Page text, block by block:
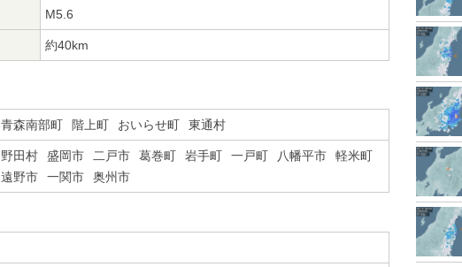
M5.6
約40km
青森南部町 階上町 おいらせ町 東通村
野田村 盛岡市 二戸市 葛巻町 岩手町 一戸町 八幡平市
軽米町
遠野市 一関市 奥州市